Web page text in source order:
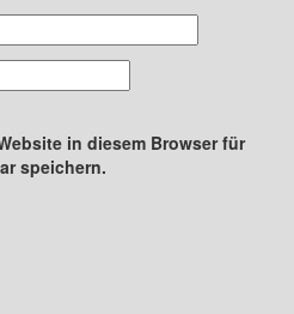
in diesem Browser für
speichern.